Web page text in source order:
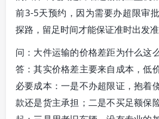
前3-5天预约，因为需要办超限审
探路，留足时间才能保证准时出发准
问：大件运输的价格差距为什么这
答：其实价格差主要来自成本，低
必要成本：一是不办超限证，抱着
款还是货主承担；二是不买足额保